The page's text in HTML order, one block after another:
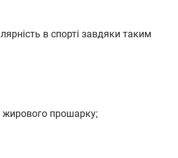
в спорті завдяки таким
жирового прошарку;